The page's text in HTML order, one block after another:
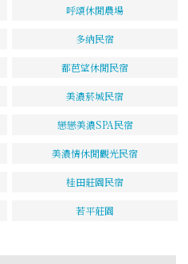
呼頌休閒農場
多納民宿
都芭望休閒民宿
美濃菸城民宿
戀戀美濃SPA民宿
美濃情休閒觀光民宿
桂田莊園民宿
若平莊園